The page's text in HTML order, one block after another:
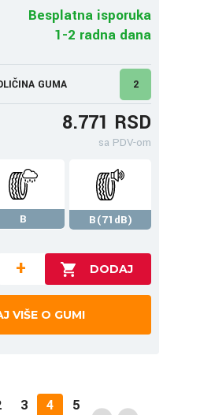
Besplatna isporuka
1-2 radna dana
GUMA 2
8.771 RSD
sa PDV-om
B
B(71dB)
+
VIŠE O GUMI
3 4
5